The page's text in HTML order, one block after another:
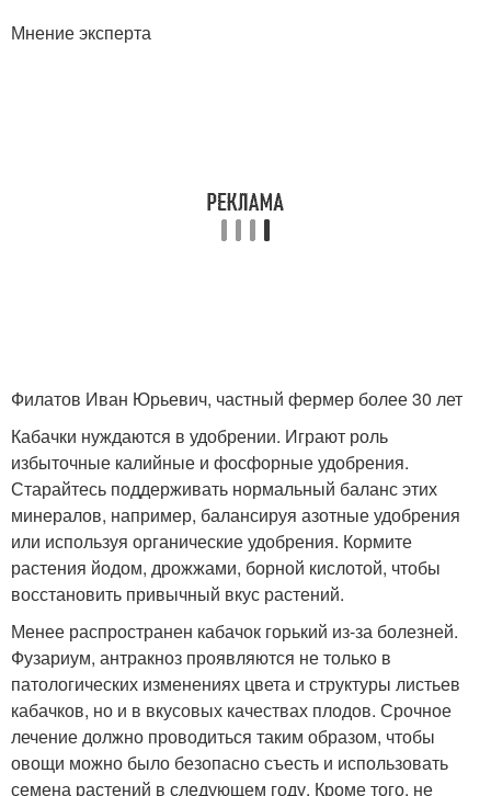
Мнение эксперта
Филатов Иван Юрьевич, частный фермер более 30 лет
Кабачки нуждаются в удобрении. Играют роль
избыточные калийные и фосфорные удобрения.
Старайтесь поддерживать нормальный баланс этих
минералов, например, балансируя азотные удобрения
или используя органические удобрения. Кормите
растения йодом, дрожжами, борной кислотой, чтобы
восстановить привычный вкус растений.
Менее распространен кабачок горький из-за болезней.
Фузариум, антракноз проявляются не только в
патологических изменениях цвета и структуры листьев
кабачков, но и в вкусовых качествах плодов. Срочное
лечение должно проводиться таким образом, чтобы
овощи можно было безопасно съесть и использовать
семена растений в следующем году. Кроме того, не